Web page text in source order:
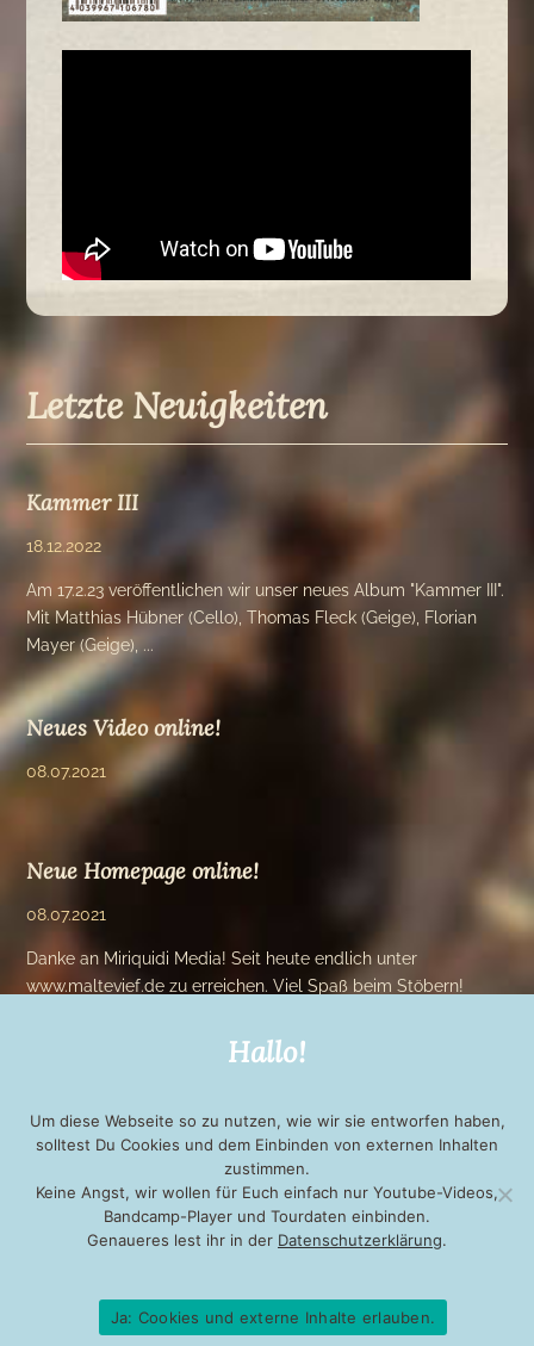
Letzte Neuigkeiten
Kammer III
18.12.2022
Am 17.2.23 veröffentlichen wir unser neues Album "Kammer III".
Mit Matthias Hübner (Cello), Thomas Fleck (Geige), Florian
Mayer (Geige), ...
Neues Video online!
08.07.2021
Neue Homepage online!
08.07.2021
Danke an Miriquidi Media! Seit heute endlich unter
www.maltevief.de zu erreichen. Viel Spaß beim Stöbern!
KONTAKT IMPRESSUM
DATENSCHUTZ NEWSLETTER
Hallo!
Um diese Webseite so zu nutzen, wie wir sie entworfen haben,
solltest Du Cookies und dem Einbinden von externen Inhalten
zustimmen.
Keine Angst, wir wollen für Euch einfach nur Youtube-Videos,
Bandcamp-Player und Tourdaten einbinden.
Genaueres lest ihr in der Datenschutzerklärung.
Ja: Cookies und externe Inhalte erlauben.